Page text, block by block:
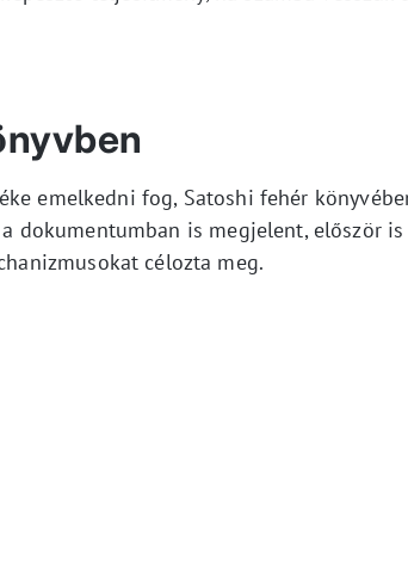
emelkedni fog, Satoshi fehér
dokumentumban is megjelent, először is
célozta meg.